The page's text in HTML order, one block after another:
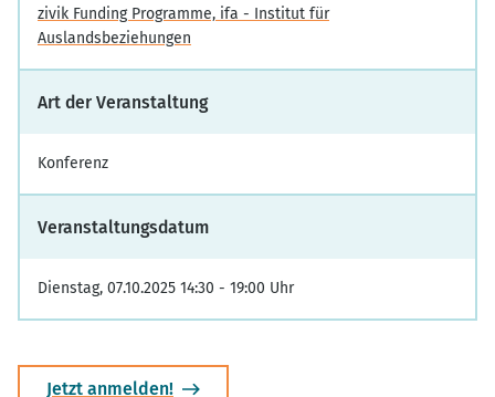
zivik Funding Programme, ifa - Institut für
Auslandsbeziehungen
Art der Veranstaltung
Konferenz
Veranstaltungsdatum
Dienstag, 07.10.2025 14:30 - 19:00 Uhr
Jetzt anmelden!